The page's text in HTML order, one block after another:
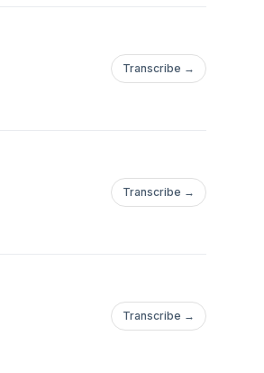
Transcribe →
Transcribe →
Transcribe →